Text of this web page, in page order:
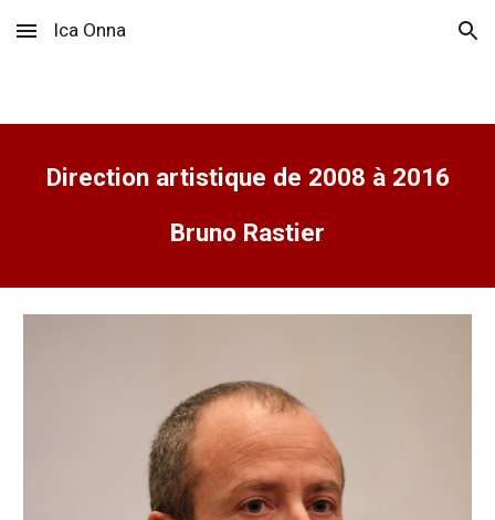
Skip to main content Skip to navigation
Ica Onna
Direction artistique de 2008 à 2016
Bruno Rastier